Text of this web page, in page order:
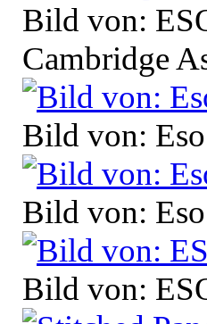
Bild von:
Cambridge
Bild von:
Bild von:
Bild von: